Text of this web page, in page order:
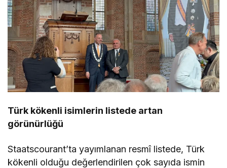
Türk kökenli isimlerin listede artan
görünürlüğü
Staatscourant’ta yayımlanan resmî listede, Türk
kökenli olduğu değerlendirilen çok sayıda ismin